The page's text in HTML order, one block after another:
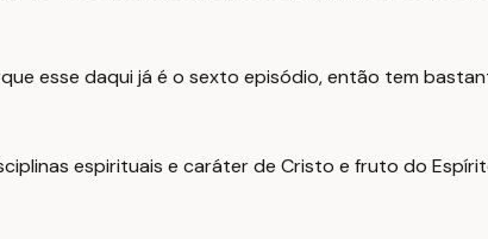
esse daqui já é o sexto episódio, então tem
espirituais e caráter de Cristo e fruto do